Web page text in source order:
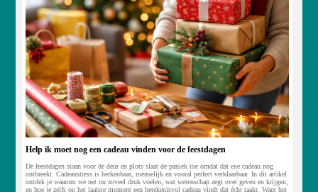
Help ik moet nog een cadeau vinden voor de feestdagen
De feestdagen staan voor de deur en plots slaat de paniek toe omdat dat ene cadeau nog
ontbreekt. Cadeaustress is herkenbaar, menselijk en vooral perfect verklaarbaar. In dit artikel
ontdek je waarom we net nu zoveel druk voelen, wat wetenschap zegt over geven en krijgen,
en hoe je zelfs op het laatste moment een betekenisvol cadeau vindt dat écht raakt. Want het